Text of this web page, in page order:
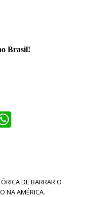
Brasil!
ADE BARRAR O
NA AMÉRICA.